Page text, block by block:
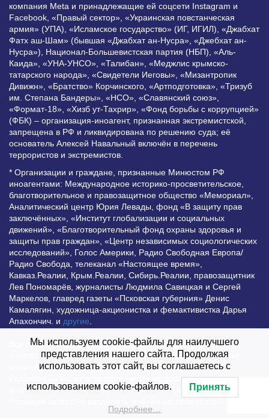
компания Meta и принадлежащие ей соцсети Instagram и
Facebook, «Правый сектор», «Украинская повстанческая
армия» (УПА), «Исламское государство» (ИГ, ИГИЛ), «Джабхат
Фатх аш-Шам» (бывшая «Джабхат ан-Нусра», «Джебхат ан-
Нусра»), Национал-Большевистская партия (НБП), «Аль-
Каида», «УНА-УНСО», «Талибан», «Меджлис крымско-
татарского народа», «Свидетели Иеговы», «Мизантропик
Дивижн», «Братство» Корчинского, «Артподготовка», «Тризуб
им. Степана Бандеры», «НСО», «Славянский союз»,
«Формат-18», «Хизб ут-Тахрир», «Фонд борьбы с коррупцией»
(ФБК) – организация-иноагент, признанная экстремистской,
запрещена в РФ и ликвидирована по решению суда; её
основатель Алексей Навальный включён в перечень
террористов и экстремистов.
* Организации и граждане, признанные Минюстом РФ
иноагентами: Международное историко-просветительское,
благотворительное и правозащитное общество «Мемориал»,
Аналитический центр Юрия Левады, фонд «В защиту прав
заключённых», «Институт глобализации и социальных
движений», «Благотворительный фонд охраны здоровья и
защиты прав граждан», «Центр независимых социологических
исследований», Голос Америки, Радио Свободная Европа/
Радио Свобода, телеканал «Настоящее время»,
Кавказ.Реалии, Крым.Реалии, Сибирь.Реалии, правозащитник
Лев Пономарёв, журналисты Людмила Савицкая и Сергей
Маркелов, главред газеты «Псковская губерния» Денис
Камалягин, художница-акционистка и фемактивистка Дарья
Апахончич. и другие
Все права защищены и охраняются законом. Любое
использование материалов сайта допустимо при условии
наличия активной гиперссылки на Vesti.UZ.
Редакция не несет ответственности за достоверность
информации, опубликованной в рекламных объявлениях.
Мы используем cookie-файлы для наилучшего
представления нашего сайта. Продолжая
использовать этот сайт, вы соглашаетесь с
использованием cookie-файлов. Принять
Подробнее…